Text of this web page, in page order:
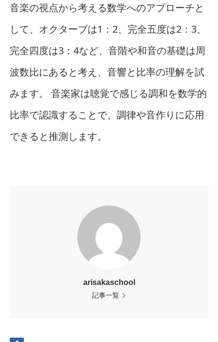
音楽の視点から考える数学へのアプローチと
して、オクターブは1：2、完全五度は2：3、
完全四度は3：4など、音階や和音の基礎は周
波数比にあると考え、音響と比率の理解を試
みます。 音楽家は聴覚で感じる調和を数学的
比率で認識することで、調律や音作りに応用
できると推測します。
arisakaschool
記事一覧